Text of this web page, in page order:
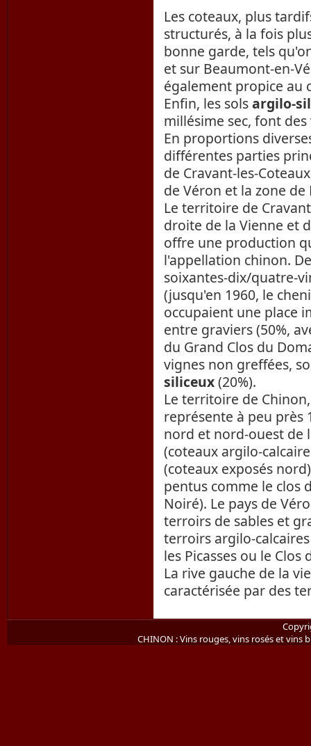
Les coteaux, plus
structurés, à la fois
bonne garde, tels
et sur Beaumont-en-
également propice au
Enfin, les solsargilo-
millésime sec, font
En proportions
différentes parties
de Cravant-les-
de Véron et la zone de
Le territoire de
droite de la Vienne et
offre une production
l'appellation chinon.
soixantes-dix/quatre-
(jusqu'en 1960, le
occupaient une place
entre graviers (50%,
du Grand Clos du
vignes non greffées,
siliceux(20%).
Le territoire de
représente à peu près
nord et nord-ouest de
(coteaux argilo-
(coteaux exposés
pentus comme le clos
Noiré). Le pays de
terroirs de sables et
terroirs argilo-
les Picasses ou le Clos
La rive gauche de la
caractérisée par des
CHINON : Vins rouges, vins rosés et vins